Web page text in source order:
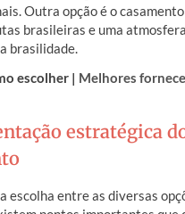
Outra opção é o
brasileiras e uma
brasilidade.
escolher | Melhores
estratégica
escolha entre as diversas